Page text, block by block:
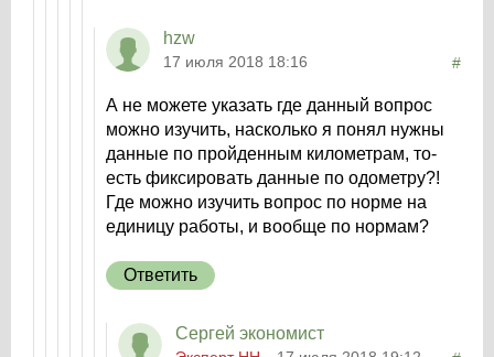
hzw
17 июля 2018 18:16 #
А не можете указать где данный вопрос
можно изучить, насколько я понял нужны
данные по пройденным километрам, то-
есть фиксировать данные по одометру?!
Где можно изучить вопрос по норме на
единицу работы, и вообще по нормам?
Ответить
Сергей экономист